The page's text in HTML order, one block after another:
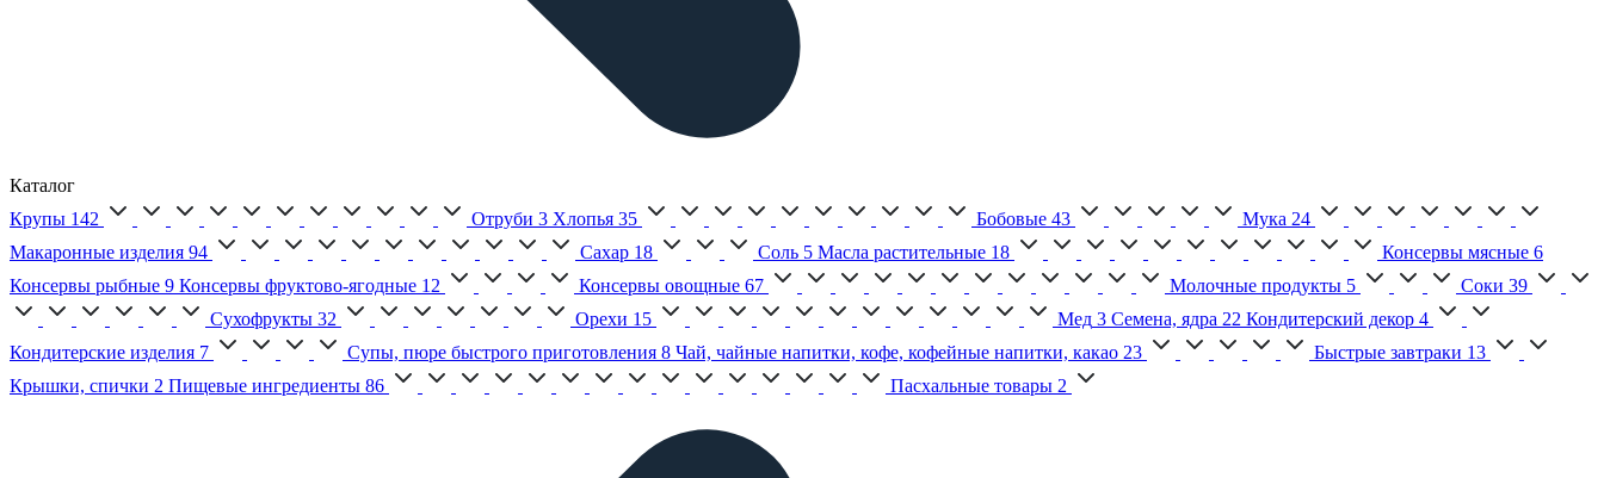
Каталог
Крупы 142 Отруби 3 Хлопья 35 Бобовые 43 Мука 24
Макаронные изделия 94 Сахар 18 Соль 5 Масла растительные 18 Консервы мясные 6
Консервы рыбные 9 Консервы фруктово-ягодные 12 Консервы овощные 67 Молочные продукты 5 Соки 39
Сухофрукты 32 Орехи 15 Мед 3 Семена, ядра 22 Кондитерский декор 4
Кондитерские изделия 7 Супы, пюре быстрого приготовления 8 Чай, чайные напитки, кофе, кофейные напитки, какао 23 Быстрые завтраки 13
Крышки, спички 2 Пищевые ингредиенты 86 Пасхальные товары 2